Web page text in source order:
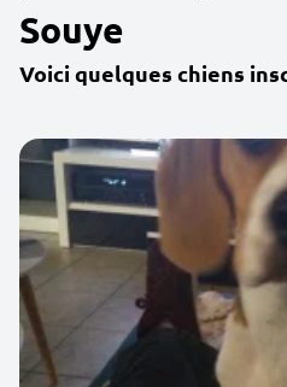
Souye
Voici quelques chiens